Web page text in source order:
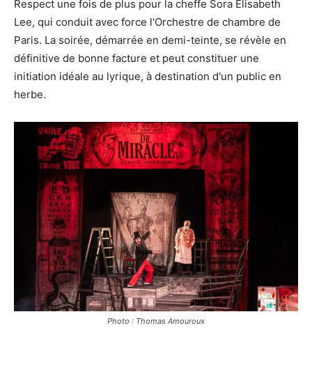
Respect une fois de plus pour la cheffe Sora Elisabeth
Lee, qui conduit avec force l'Orchestre de chambre de
Paris. La soirée, démarrée en demi-teinte, se révèle en
définitive de bonne facture et peut constituer une
initiation idéale au lyrique, à destination d'un public en
herbe.
Photo : Thomas Amouroux